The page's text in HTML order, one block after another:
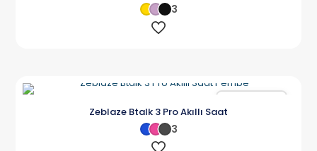
3
Zeblaze Btalk 3 Pro Akıllı Saat
3